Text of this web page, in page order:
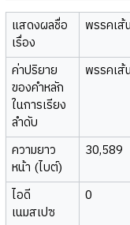
แสดงผลชื่อ
เรื่อง
พรรคเส้
ค่าปริยาย
ของคำหลัก
ในการเรียง
ลำดับ
พรรคเส้
ความยาว
หน้า (ไบต์)
30,589
ไอดี
เนมสเปซ
0